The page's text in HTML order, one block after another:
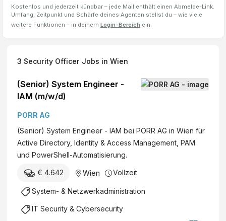
Kostenlos und jederzeit kündbar – jede Mail enthält einen Abmelde-Link.
Umfang, Zeitpunkt und Schärfe deines Agenten stellst du – wie viele
weitere Funktionen – in deinem Login-Bereich ein.
3 Security Officer Jobs in Wien
(Senior) System Engineer -
IAM (m/w/d)
PORR AG
(Senior) System Engineer - IAM bei PORR AG in Wien für
Active Directory, Identity & Access Management, PAM
und PowerShell-Automatisierung.
€ 4.642 Wien Vollzeit
System- & Netzwerkadministration
IT Security & Cybersecurity